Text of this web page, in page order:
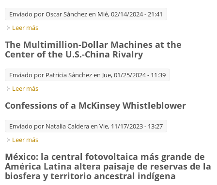
Enviado porOscar Sánchezen Mié, 02/14/2024 - 21:41
Leer más
The Multimillion-Dollar Machines at the
Center of the U.S.-China Rivalry
Enviado por Patricia Sánchezen Jue, 01/25/2024 - 11:39
Leer más
Confessions of a McKinsey Whistleblower
Enviado por Natalia Calderaen Vie, 11/17/2023 - 13:27
Leer más
México: la central fotovoltaica más grande de
América Latina altera paisaje de reservas de la
biosfera y territorio ancestral indígena